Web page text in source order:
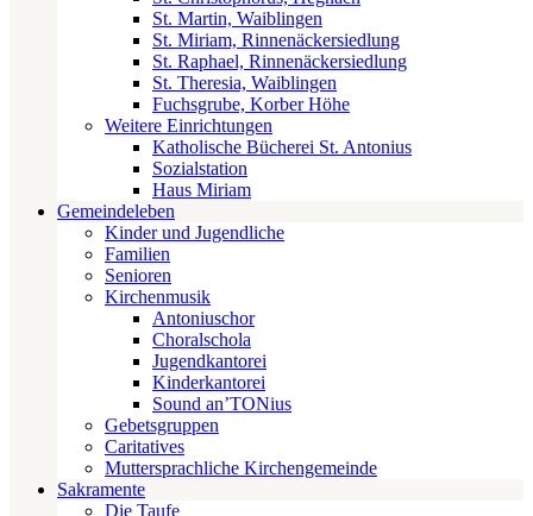
St. Martin, Waiblingen
St. Miriam, Rinnenäckersiedlung
St. Raphael, Rinnenäckersiedlung
St. Theresia, Waiblingen
Fuchsgrube, Korber Höhe
Weitere Einrichtungen
Katholische Bücherei St. Antonius
Sozialstation
Haus Miriam
Gemeindeleben
Kinder und Jugendliche
Familien
Senioren
Kirchenmusik
Antoniuschor
Choralschola
Jugendkantorei
Kinderkantorei
Sound an’TONius
Gebetsgruppen
Caritatives
Muttersprachliche Kirchengemeinde
Sakramente
Die Taufe